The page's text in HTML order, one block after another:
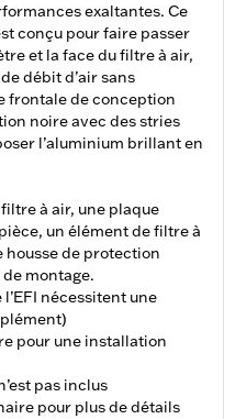
exaltantes. Ce
conçu pour faire passer
et la face du filtre à air,
débit d’air sans
frontale de conception
noire avec des stries
l’aluminium brillant en
à air, une plaque
un élément de filtre à
housse de protection
montage.
nécessitent une
pour une installation
pas inclus
pour plus de détails